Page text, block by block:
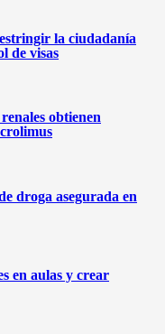
la ciudadanía
de visas
obtienen
droga asegurada en
en aulas y crear